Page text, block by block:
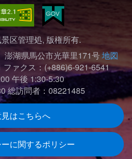
区管理処, 版権所有.
湖県馬公市光華里171号地図
ファクス：(+886)6-921-6541
午後 1:30-5:30
総訪問者：08221485
見はこちらへ
に関するポリシー